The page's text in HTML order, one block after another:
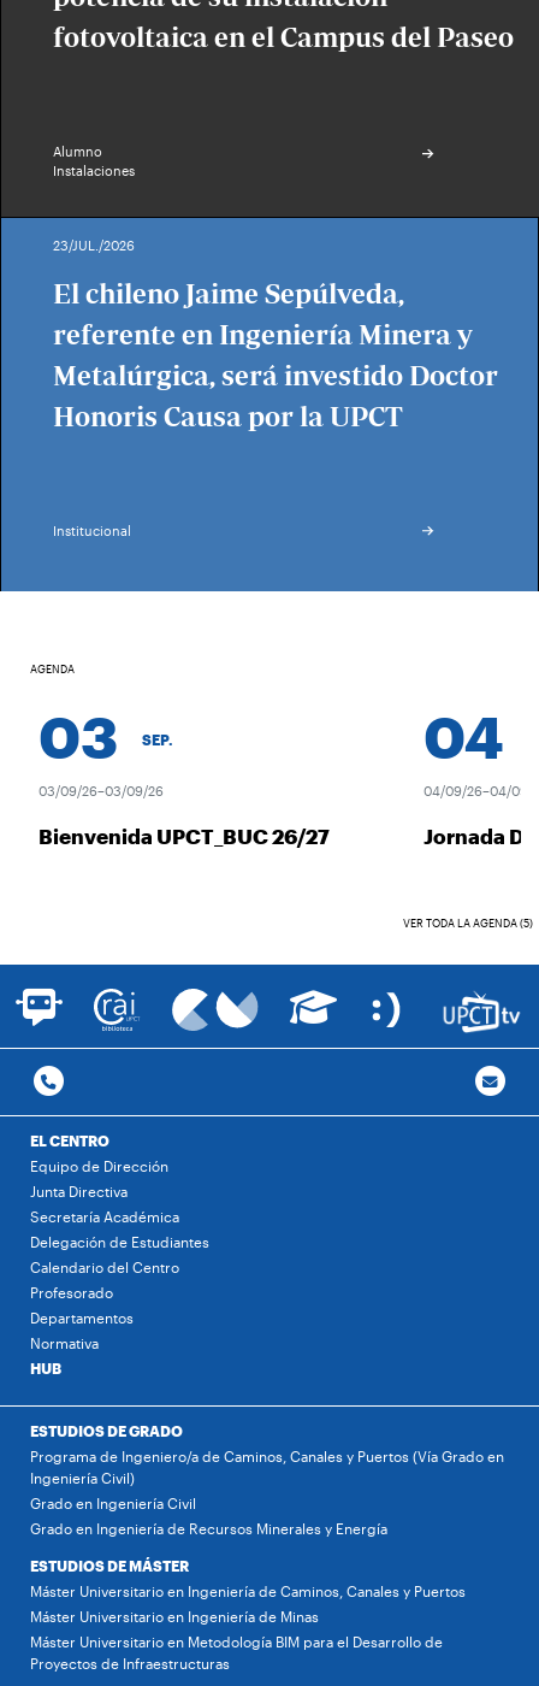
fotovoltaica en el Campus del Paseo
Alumno
Instalaciones
23/JUL./2026
El chileno Jaime Sepúlveda,
referente en Ingeniería Minera y
Metalúrgica, será investido Doctor
Honoris Causa por la UPCT
Institucional
AGENDA
03 SEP.
03/09/26–03/09/26
Bienvenida UPCT_BUC 26/27
04
04/09/26–04/09/26
Jornada
VER TODA LA AGENDA (5)
EL CENTRO
Equipo de Dirección
Junta Directiva
Secretaría Académica
Delegación de Estudiantes
Calendario del Centro
Profesorado
Departamentos
Normativa
HUB
ESTUDIOS DE GRADO
Programa de Ingeniero/a de Caminos, Canales y Puertos (Vía Grado en
Ingeniería Civil)
Grado en Ingeniería Civil
Grado en Ingeniería de Recursos Minerales y Energía
ESTUDIOS DE MÁSTER
Máster Universitario en Ingeniería de Caminos, Canales y Puertos
Máster Universitario en Ingeniería de Minas
Máster Universitario en Metodología BIM para el Desarrollo de
Proyectos de Infraestructuras